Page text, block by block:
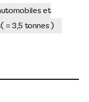
et
= 3,5 tonnes )